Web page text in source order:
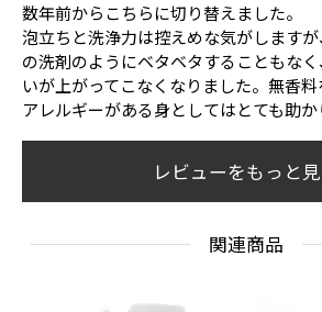
数年前からこちらに切り替えました。
泡立ちと洗浄力は控えめな気がします
の洗剤のようにベタベタすることもな
いが上がってこなくなりました。無香料
アレルギーがある身としてはとても助か
レビューをもっと
関連商品